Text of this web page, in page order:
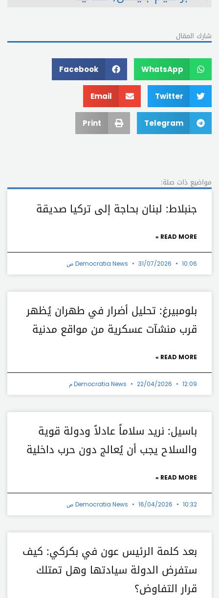
شارك المقال
WhatsApp
Facebook
Twitter
Email
Telegram
Print
مواضيع ذات صلة:
جنبلاط: لبنان بحاجة إلى تركيا صديقة
READ MORE »
Democratia News 31/07/2026 10:06 ص
بلومبيرغ: تحليل أضرار في طهران يُظهر
قرب منشآت عسكرية من مواقع مدنية
READ MORE »
Democratia News 22/04/2026 12:09 م
باسيل: نريد سلاماً عادلاً ودولة قوية
والسلاح يجب أن يُعالج دون حرب داخلية
READ MORE »
Democratia News 16/04/2026 10:32 ص
بعد كلمة الرئيس عون في بكركي: كيف
ستفرض الدولة سيادتها وهل تمتلك
قرار التفاوض؟